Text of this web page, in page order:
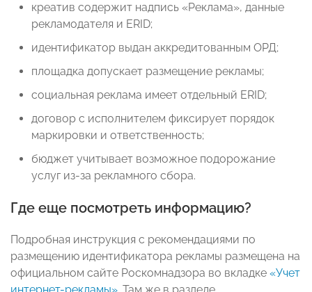
креатив содержит надпись «Реклама», данные
рекламодателя и ERID;
идентификатор выдан аккредитованным ОРД;
площадка допускает размещение рекламы;
социальная реклама имеет отдельный ERID;
договор с исполнителем фиксирует порядок
маркировки и ответственность;
бюджет учитывает возможное подорожание
услуг из-за рекламного сбора.
Где еще посмотреть информацию?
Подробная инструкция с рекомендациями по
размещению идентификатора рекламы размещена на
официальном сайте Роскомнадзора во вкладке «Учет